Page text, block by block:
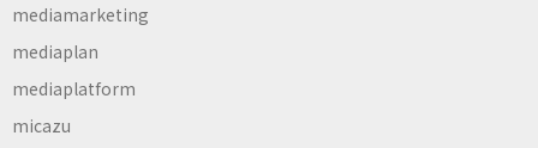
mediamarketing
mediaplan
mediaplatform
micazu